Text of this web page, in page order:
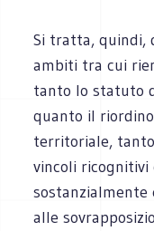
Si tratta, quindi,
ambiti tra cui
tanto lo statuto
quanto il
territoriale,
vincoli
alle